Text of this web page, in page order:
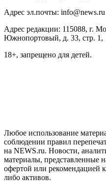
Адрес эл.почты:
Адрес редакции: 115088, г.
Южнопортовый, д. 33, стр. 1,
18+, запрещено для детей.
Любое использование
соблюдении правил
на NEWS.ru. Новости,
материалы, представленные
офертой или рекомендацией
либо активов.